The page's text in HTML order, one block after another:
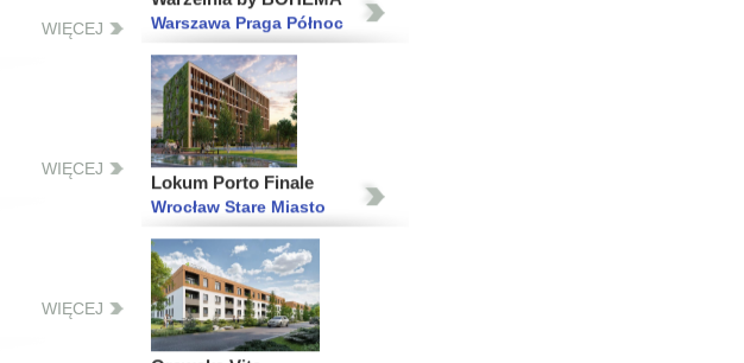
WIĘCEJ
WIĘCEJ
WIĘCEJ
Lokum Porto Finale
Wrocław Stare Miasto
Orawska Vita
Wrocław Ołtaszyn